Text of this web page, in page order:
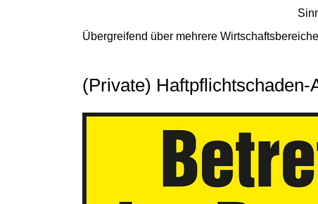
Übergreifend über mehrere
(Private) Haftpflichtschaden-